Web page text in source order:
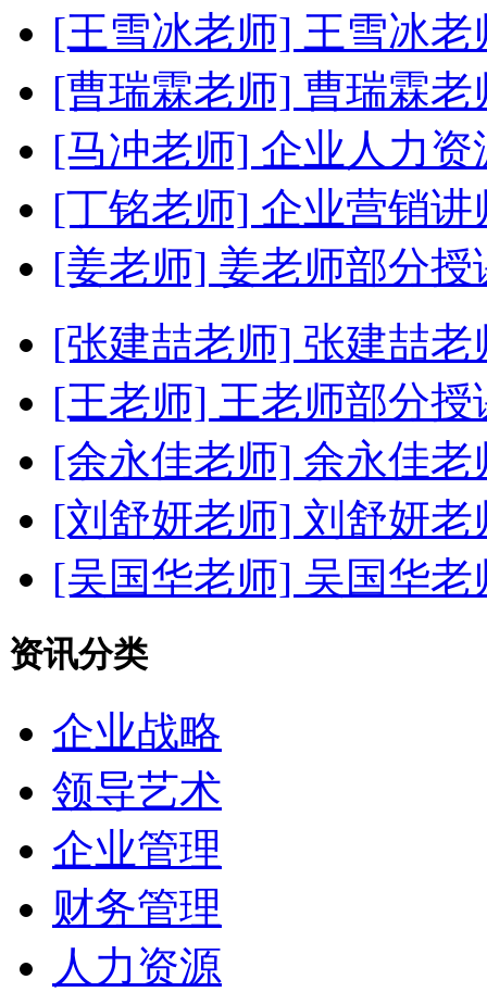
[王雪冰老师] 王雪冰老
[曹瑞霖老师] 曹瑞霖老
[马冲老师] 企业人力
[丁铭老师] 企业营销
[姜老师] 姜老师部分授
[张建喆老师] 张建喆老
[王老师] 王老师部分
[余永佳老师] 余永佳老
[刘舒妍老师] 刘舒妍老
[吴国华老师] 吴国华老
资讯分类
企业战略
领导艺术
企业管理
财务管理
人力资源